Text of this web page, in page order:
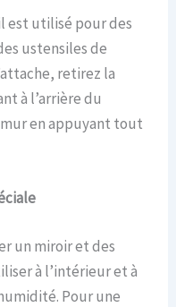
est utilisé pour des
ustensiles de
retirez la
à l’arrière du
en appuyant tout
un miroir et des
à l’intérieur et à
Pour une